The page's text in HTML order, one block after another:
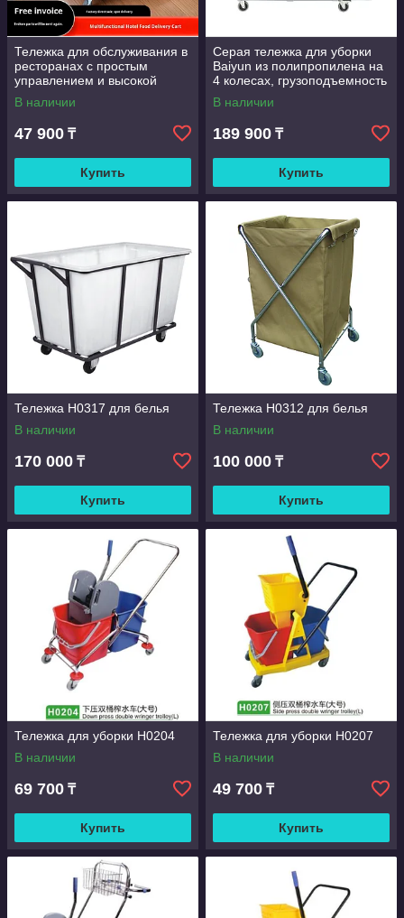
Тележка для обслуживания в
ресторанах с простым
управлением и высокой
вместимостью,
металлическая тележка для
В наличии
47 900 ₸
Купить
Серая тележка для уборки
Baiyun из полипропилена на
4 колесах, грузоподъемность
300 фунтов, для
обслуживание отели
В наличии
189 900 ₸
Купить
Тележка H0317 для белья
В наличии
170 000 ₸
Купить
Тележка H0312 для белья
В наличии
100 000 ₸
Купить
Тележка для уборки Н0204
В наличии
69 700 ₸
Купить
Тележка для уборки Н0207
В наличии
49 700 ₸
Купить